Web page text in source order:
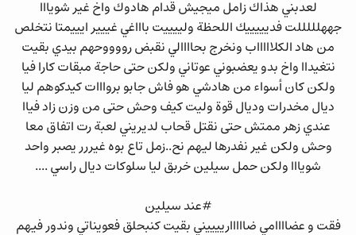
لعدبني هذاك زامل ميجيش قدام هادوك واخ غير شويااا
جههلللللت فديييييك اللحظة ولييييت باااغي غييير ايييمتا نتخلص
من هاد الكلاااااب ونخرج بحاااالي نقبض رووووحهم بيدي بقيت
نتغيداا واخ بدو يعضبوني عوتاني ولكن حتى حاجة مبقات كارا فيا
ولكن كان أسواء من هادشي هو فاش جابو بروااات كيدكوهم ليا
ديال مخدرات وديال قوة وليت كيف وحش حتى من وزن زاد فياا
عندي زهر ممتش حتى نقتل قحاب لديريني لعبة رت اتفاق معا
وحش ولكن غير نفدرها ليهم نح..زمل تاع بوه غيررر يصبر واحد
شويااا ولكن حمل سيلين خربق ليا سلوكات ديال راسي ....
#عند سيلين
فقت و عضاااامي ضااااارييييني بقيت كنبحلق فعويناتي وندور فيهم